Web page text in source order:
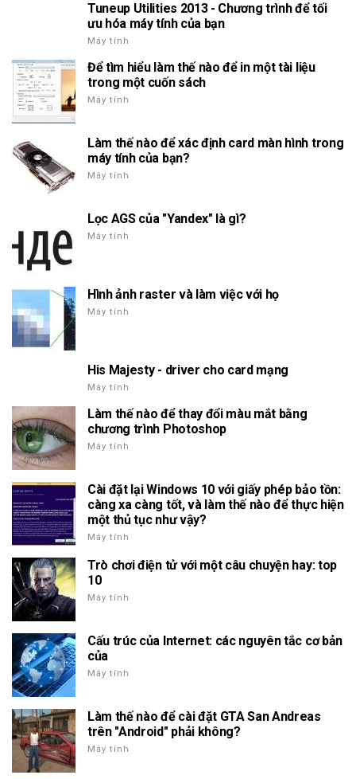
Tuneup Utilities 2013 - Chương trình để tối
ưu hóa máy tính của bạn
Máy tính
Để tìm hiểu làm thế nào để in một tài liệu
trong một cuốn sách
Máy tính
Làm thế nào để xác định card màn hình trong
máy tính của bạn?
Máy tính
Lọc AGS của "Yandex" là gì?
Máy tính
Hình ảnh raster và làm việc với họ
Máy tính
His Majesty - driver cho card mạng
Máy tính
Làm thế nào để thay đổi màu mắt bằng
chương trình Photoshop
Máy tính
Cài đặt lại Windows 10 với giấy phép bảo tồn:
càng xa càng tốt, và làm thế nào để thực hiện
một thủ tục như vậy?
Máy tính
Trò chơi điện tử với một câu chuyện hay: top
10
Máy tính
Cấu trúc của Internet: các nguyên tắc cơ bản
của
Máy tính
Làm thế nào để cài đặt GTA San Andreas
trên "Android" phải không?
Máy tính